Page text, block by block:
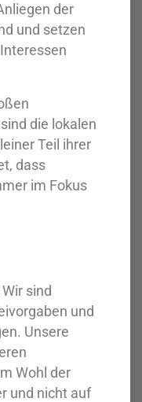
der
und setzen
die lokalen
Teil ihrer
dass
im Fokus
sind
und
Unsere
Wohl der
und nicht auf